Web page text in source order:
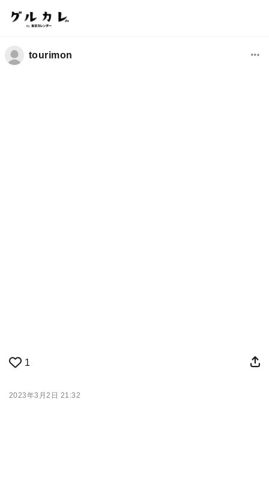
tourimon
1
2023年3月2日 21:32